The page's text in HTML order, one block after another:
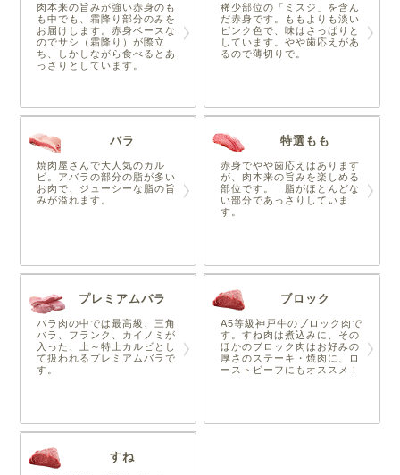
肉本来の旨みが強い赤身のも
も中でも、霜降り部分のみを
お届けします。赤身ベースな
のでサシ（霜降り）が際立
ち、しかしながら食べるとあ
っさりとしています。
稀少部位の「ミスジ」を含ん
だ赤身です。ももよりも淡い
ピンク色で、味はさっぱりと
しています。やや歯応えがあ
るので薄切りで。
バラ
焼肉屋さんで大人気のカル
ビ。アバラの部分の脂が多い
お肉で、ジューシーな脂の旨
みが溢れます。
特選もも
赤身でやや歯応えはあります
が、肉本来の旨みを楽しめる
部位です。 脂がほとんどな
い部分であっさりしていま
す。
プレミアムバラ
バラ肉の中では最高級、三角
バラ、フランク、カイノミが
入った、上～特上カルビとし
て扱われるプレミアムバラで
す。
ブロック
A5等級神戸牛のブロック肉で
す。すね肉は煮込みに、その
ほかのブロック肉はお好みの
厚さのステーキ・焼肉に、ロ
ーストビーフにもオススメ！
すね